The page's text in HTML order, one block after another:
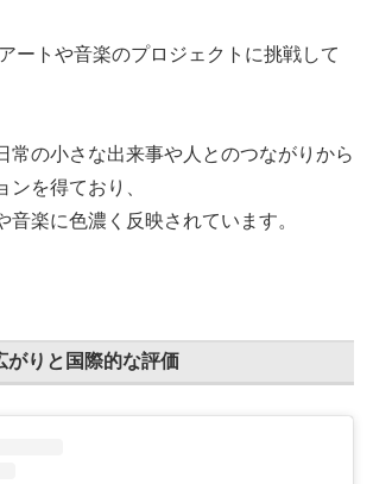
ートや音楽のプロジェクトに挑戦して
常の小さな出来事や人とのつながりから
ンを得ており、
音楽に色濃く反映されています。
がりと国際的な評価